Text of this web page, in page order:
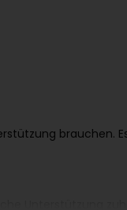
brauchen.